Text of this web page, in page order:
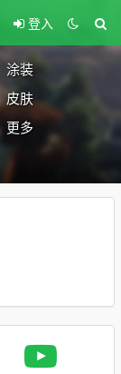
登入
涂装
皮肤
更多